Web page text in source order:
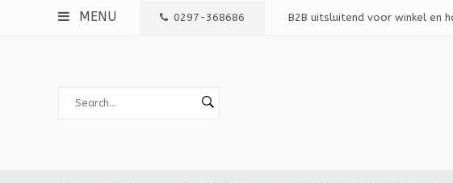
MENU 0297-368686 B2B uitsluitend voor winkel en